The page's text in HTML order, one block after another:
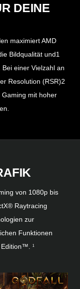
DEINE
maximiert AMD
Bildqualität und1
einer Vielzahl an
Resolution (RSR)2
mit hoher
von 1080p bis
Raytracing
zur
Funktionen
1